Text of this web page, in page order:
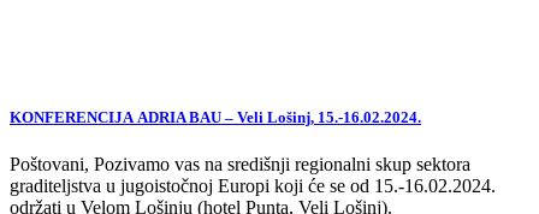
KONFERENCIJA ADRIA BAU – Veli Lošinj, 15.-16.02.2024.
Poštovani, Pozivamo vas na središnji regionalni skup sektora
graditeljstva u jugoistočnoj Europi koji će se od 15.-16.02.2024.
održati u Velom Lošinju (hotel Punta, Veli Lošinj).